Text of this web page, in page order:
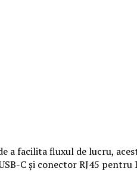
a facilita fluxul de lucru,
C și conector RJ45